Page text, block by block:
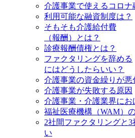
介護事業で使えるコロナ
利用可能な融資制度は？
そもそも介護給付費
（報酬）とは？
診療報酬債権とは？
ファクタリングを辞める
にはどうしたらいい？
介護事業の資金繰りが
介護事業が失敗する原因
介護事業・介護業界に
福祉医療機構（WAM）
2社間ファクタリングと
い